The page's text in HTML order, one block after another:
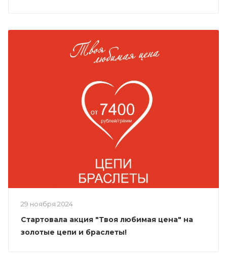
29 ноября 2024
Стартовала акция "Твоя любимая цена" на
золотые цепи и браслеты!